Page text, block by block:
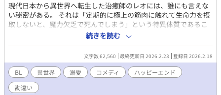
現代日本から異世界へ転生した治癒師のレオには、誰にも言えな
い秘密がある。 それは「定期的に極上の筋肉に触れて生命力を摂
取しないと、魔力欠乏で死んでしまう」という特異体質であるこ
と！ ​命をつなぐため、そして何より己のフェティシズムを満たす
ため、レオがターゲットに選んだのは「氷の騎士団長」と恐れら
れる英雄ガドリエル。 ​「あぁっ、すごい……硬いですガドリエル
様ッ！（大胸筋が）」 「……っ、治療中にそんな熱っぽい声を出
すなッ」 ​生きるために必死で揉みしだくレオを、ガドリエルは
「これほど俺の身を案じてくれるとは」と都合よく勘違い 触られ
たいムッツリ攻め×触りたい変態受け
続きを読む
文字数 62,560 最終更新日 2026.2.23 登録日 2026.2.18
BL 異世界 溺愛 コメディ
ハッピーエンド
勘違い